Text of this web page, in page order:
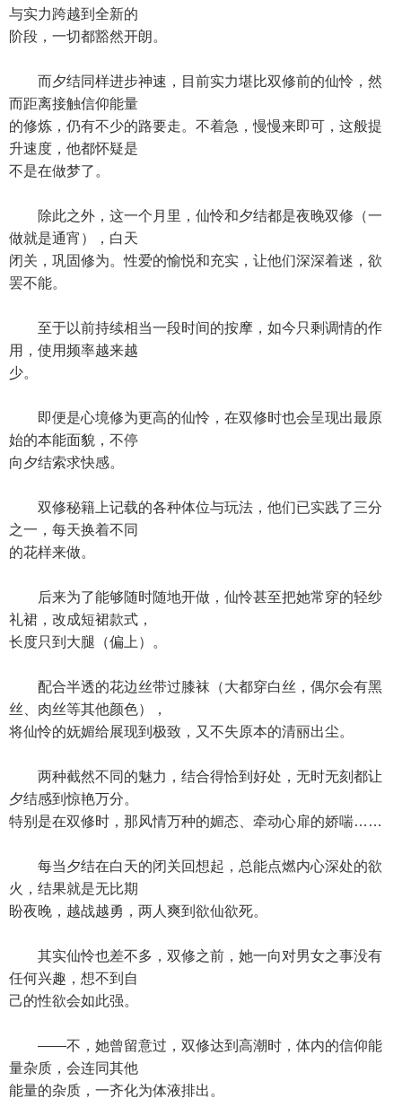
与实力跨越到全新的
阶段，一切都豁然开朗。
而夕结同样进步神速，目前实力堪比双修前的仙怜，然
而距离接触信仰能量
的修炼，仍有不少的路要走。不着急，慢慢来即可，这般提
升速度，他都怀疑是
不是在做梦了。
除此之外，这一个月里，仙怜和夕结都是夜晚双修（一
做就是通宵），白天
闭关，巩固修为。性爱的愉悦和充实，让他们深深着迷，欲
罢不能。
至于以前持续相当一段时间的按摩，如今只剩调情的作
用，使用频率越来越
少。
即便是心境修为更高的仙怜，在双修时也会呈现出最原
始的本能面貌，不停
向夕结索求快感。
双修秘籍上记载的各种体位与玩法，他们已实践了三分
之一，每天换着不同
的花样来做。
后来为了能够随时随地开做，仙怜甚至把她常穿的轻纱
礼裙，改成短裙款式，
长度只到大腿（偏上）。
配合半透的花边丝带过膝袜（大都穿白丝，偶尔会有黑
丝、肉丝等其他颜色），
将仙怜的妩媚给展现到极致，又不失原本的清丽出尘。
两种截然不同的魅力，结合得恰到好处，无时无刻都让
夕结感到惊艳万分。
特别是在双修时，那风情万种的媚态、牵动心扉的娇喘……
每当夕结在白天的闭关回想起，总能点燃内心深处的欲
火，结果就是无比期
盼夜晚，越战越勇，两人爽到欲仙欲死。
其实仙怜也差不多，双修之前，她一向对男女之事没有
任何兴趣，想不到自
己的性欲会如此强。
——不，她曾留意过，双修达到高潮时，体内的信仰能
量杂质，会连同其他
能量的杂质，一齐化为体液排出。